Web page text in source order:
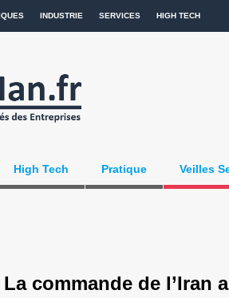
INDUSTRIE SERVICES HIGH TECH
High Tech Pratique Veilles
commande de l’Iran